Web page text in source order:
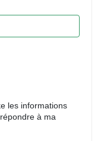
les informations
à ma